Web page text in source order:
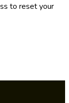
to reset your